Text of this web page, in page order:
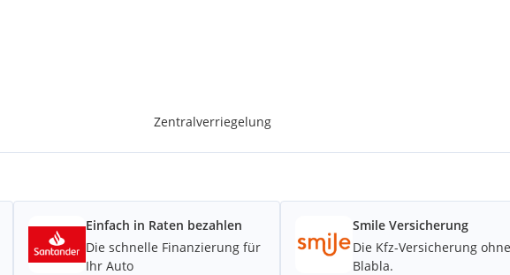
Zentralverriegelung
Einfach in Raten bezahlen
Die schnelle Finanzierung für
Ihr Auto
Smile Versicherung
Die Kfz-Versicherung ohne
Blabla.